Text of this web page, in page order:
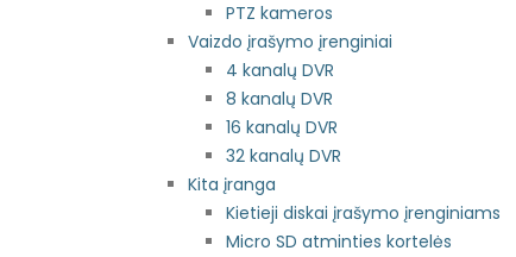
PTZ kameros
Vaizdo įrašymo įrenginiai
4 kanalų DVR
8 kanalų DVR
16 kanalų DVR
32 kanalų DVR
Kita įranga
Kietieji diskai įrašymo įrenginiams
Micro SD atminties kortelės